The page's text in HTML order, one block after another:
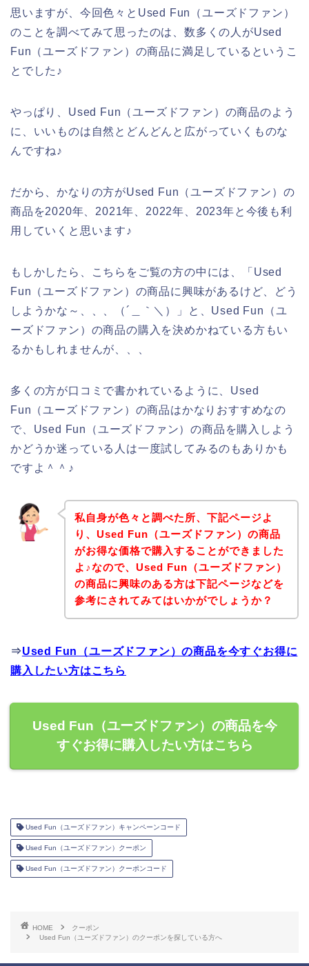
思いますが、今回色々とUsed Fun（ユーズドファン）
のことを調べてみて思ったのは、数多くの人がUsed
Fun（ユーズドファン）の商品に満足しているというこ
とでした♪
やっぱり、Used Fun（ユーズドファン）の商品のよう
に、いいものは自然とどんどんと広がっていくものな
んですね♪
だから、かなりの方がUsed Fun（ユーズドファン）の
商品を2020年、2021年、2022年、2023年と今後も利
用していくと思います♪
もしかしたら、こちらをご覧の方の中には、「Used
Fun（ユーズドファン）の商品に興味があるけど、どう
しようかな～、、、（´＿｀＼）」と、Used Fun（ユ
ーズドファン）の商品の購入を決めかねている方もい
るかもしれませんが、、、
多くの方が口コミで書かれているように、Used
Fun（ユーズドファン）の商品はかなりおすすめなの
で、Used Fun（ユーズドファン）の商品を購入しよう
かどうか迷っている人は一度試してみるのもありかも
ですよ＾＾♪
私自身が色々と調べた所、下記ページよ
り、Used Fun（ユーズドファン）の商品
がお得な価格で購入することができました
よ♪なので、Used Fun（ユーズドファン）
の商品に興味のある方は下記ページなどを
参考にされてみてはいかがでしょうか？
⇒Used Fun（ユーズドファン）の商品を今すぐお得に
購入したい方はこちら
Used Fun（ユーズドファン）の商品を今
すぐお得に購入したい方はこちら
Used Fun（ユーズドファン）キャンペーンコード
Used Fun（ユーズドファン）クーポン
Used Fun（ユーズドファン）クーポンコード
HOME
クーポン
Used Fun（ユーズドファン）のクーポンを探している方へ